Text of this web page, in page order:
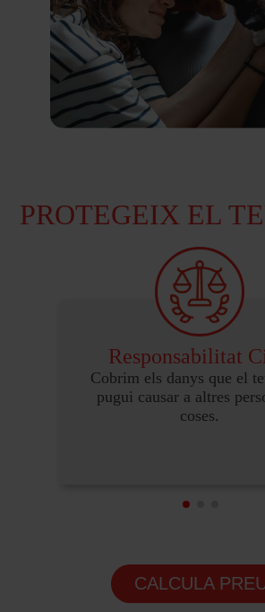
PROTEGEIX EL
Responsabilitat
Cobrim els danys que el
pugui causar a altres
coses.
CALCULA